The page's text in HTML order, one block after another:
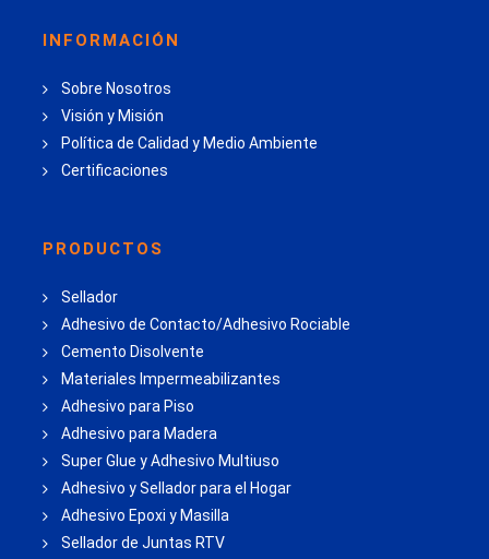
INFORMACIÓN
Sobre Nosotros
Visión y Misión
Política de Calidad y Medio Ambiente
Certificaciones
PRODUCTOS
Sellador
Adhesivo de Contacto/Adhesivo Rociable
Cemento Disolvente
Materiales Impermeabilizantes
Adhesivo para Piso
Adhesivo para Madera
Super Glue y Adhesivo Multiuso
Adhesivo y Sellador para el Hogar
Adhesivo Epoxi y Masilla
Sellador de Juntas RTV